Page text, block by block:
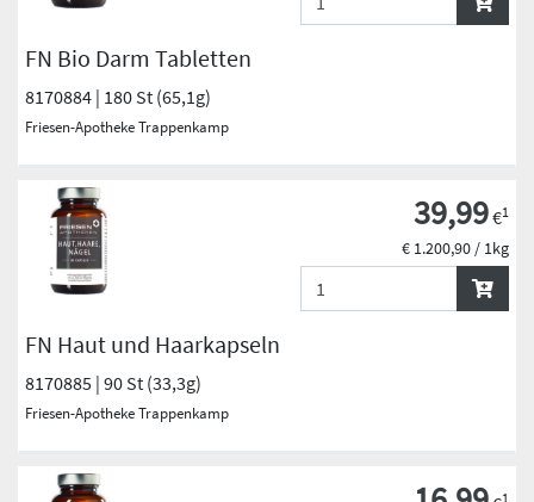
FN Bio Darm Tabletten
8170884 | 180 St (65,1g)
Friesen-Apotheke Trappenkamp
FN Haut und Haarkapseln
8170885 | 90 St (33,3g)
Friesen-Apotheke Trappenkamp
39,99€1
€ 1.200,90 / 1kg
1